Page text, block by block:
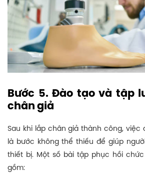
Bước 5. Đào tạo và tập
chân giả
Sau khi lắp chân giả thành công, việc
là bước không thể thiếu để giúp
thiết bị. Một số bài tập phục hồi
gồm: